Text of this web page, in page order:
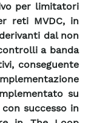
per limitatori
reti MVDC, in
dal non
a banda
conseguente
su
successo in